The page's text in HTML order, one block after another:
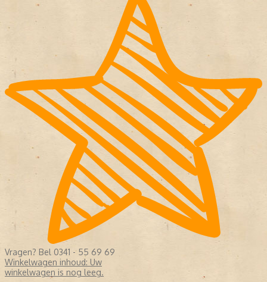
Vragen? Bel 0341 - 55 69 69
Winkelwagen inhoud: Uw
winkelwagen is nog leeg.